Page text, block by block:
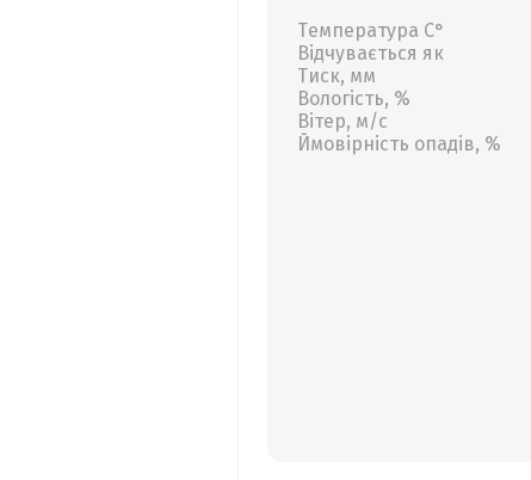
Температура С°
Відчувається як
Тиск, мм
Вологість, %
Вітер, м/с
Ймовірність опадів, %